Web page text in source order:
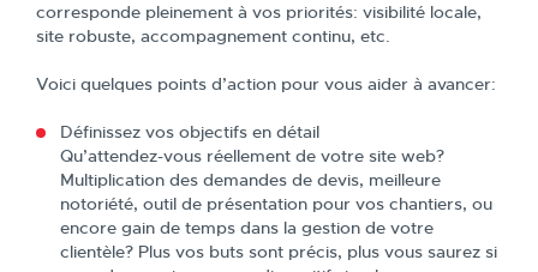
corresponde pleinement à vos priorités: visibilité locale,
site robuste, accompagnement continu, etc.
Voici quelques points d’action pour vous aider à avancer:
Définissez vos objectifs en détail
Qu’attendez-vous réellement de votre site web?
Multiplication des demandes de devis, meilleure
notoriété, outil de présentation pour vos chantiers, ou
encore gain de temps dans la gestion de votre
clientèle? Plus vos buts sont précis, plus vous saurez si